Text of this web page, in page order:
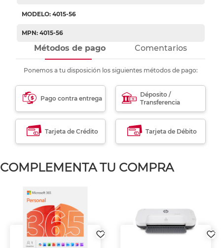
MODELO: 4015-56
MPN: 4015-56
Métodos de pago Comentarios
Ponemos a tu disposición los siguientes métodos de pago:
Pago contra entrega
Déposito /
Transferencia
Tarjeta de Crédito Tarjeta de Débito
COMPLEMENTA TU COMPRA